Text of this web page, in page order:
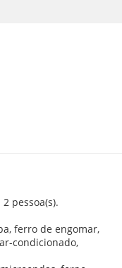
pessoa(s).
ferro de engomar,
condicionado,